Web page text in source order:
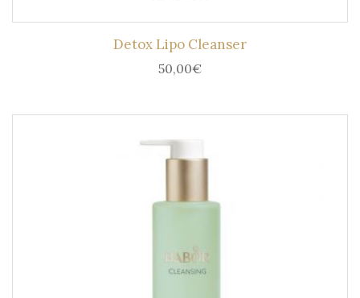
Detox Lipo Cleanser
50,00€